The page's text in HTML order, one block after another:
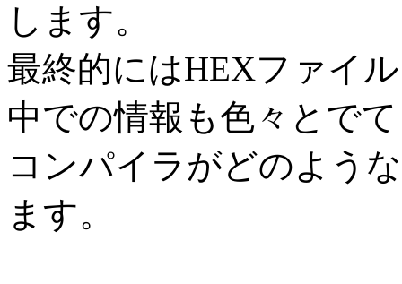
します。
最終的にはHEXファイ
中での情報も色々とで
コンパイラがどのよう
ます。